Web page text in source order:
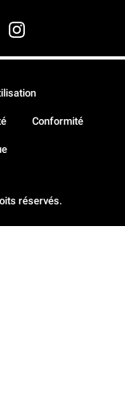
réservés.
Conformité